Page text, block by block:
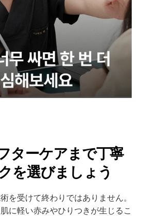
ターケアまで丁寧
を選びましょう
を受けて終わりではありません。
に軽い赤みやひりつきが生じるこ